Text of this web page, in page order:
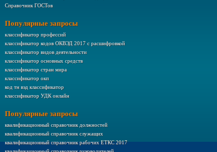
Справочник ГОСТов
Популярные запросы
классификатор профессий
классификатор кодов ОКВЭД 2017 с расшифровкой
классификатор видов деятельности
классификатор основных средств
классификатор стран мира
классификатор окп
код тн вэд классификатор
классификатор УДК онлайн
Популярные запросы
квалификационный справочник должностей
квалификационный справочник служащих
квалификационный справочник рабочих ЕТКС 2017